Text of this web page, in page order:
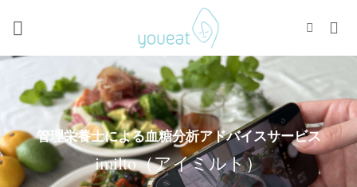
管理栄養士による血糖分析アドバイスサービス
imilto（アイミルト）